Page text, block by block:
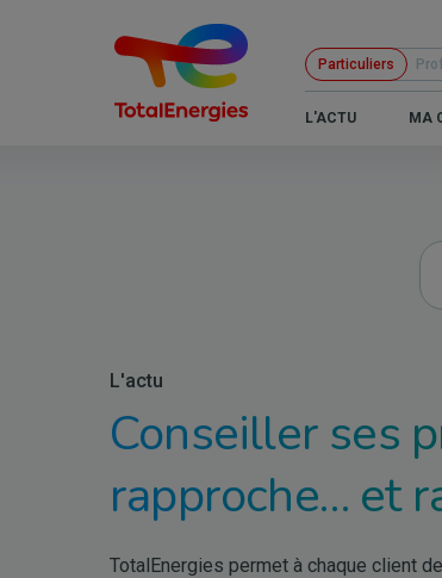
B2C
L'ACTU MA
Particuliers
L'actu
Conseiller ses
rapproche… et
TotalEnergies permet à chaque client